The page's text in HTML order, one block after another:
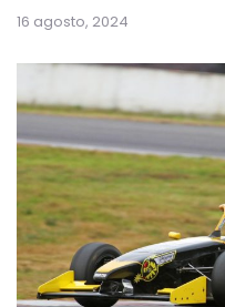
16 agosto, 2024